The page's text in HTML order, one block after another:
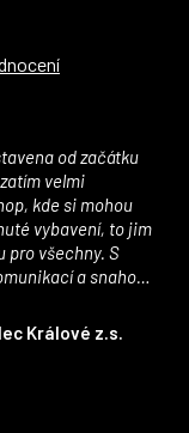
Králové z.s.
velmi
kde si mohou
vybavení, to jim
pro všechny. S
a snahou
pokračovat
dresů ;)